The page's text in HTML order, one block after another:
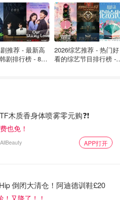
推荐 - 最新高
剧排行榜 - 8月
2026综艺推荐 - 热门好
看的综艺节目排行榜 -
木质香身体喷雾零元购❓❗
也免！
AllBeauty APP打开
倒闭大清仓！阿迪德训鞋£20